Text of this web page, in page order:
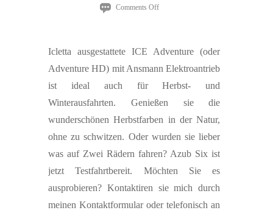
Comments Offon
eine
Fahrrad
Adventure?
Icletta ausgestattete ICE Adventure (oder
Adventure HD) mit Ansmann Elektroantrieb
ist ideal auch für Herbst- und
Winterausfahrten. Genießen sie die
wunderschönen Herbstfarben in der Natur,
ohne zu schwitzen. Oder wurden sie lieber
was auf Zwei Rädern fahren? Azub Six ist
jetzt Testfahrtbereit. Möchten Sie es
ausprobieren? Kontaktiren sie mich durch
meinen Kontaktformular oder telefonisch an